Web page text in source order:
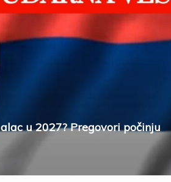
u 2027? Pregovori počinju